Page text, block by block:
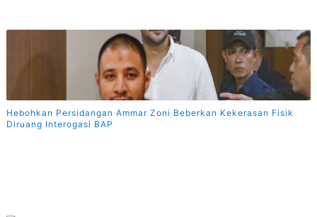
Hebohkan Persidangan Ammar Zoni Beberkan Kekerasan Fisik
Diruang Interogasi BAP